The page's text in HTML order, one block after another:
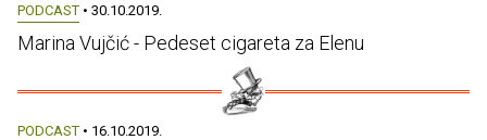
PODCAST • 30.10.2019.
Marina Vujčić - Pedeset cigareta za Elenu
PODCAST • 16.10.2019.